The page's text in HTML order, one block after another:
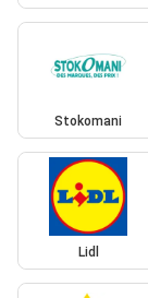
Stokomani
Lidl